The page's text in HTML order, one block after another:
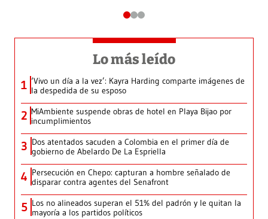
Lo más leído
1 ‘Vivo un día a la vez’: Kayra Harding comparte imágenes de
la despedida de su esposo
2 MiAmbiente suspende obras de hotel en Playa Bijao por
incumplimientos
3 Dos atentados sacuden a Colombia en el primer día de
gobierno de Abelardo De La Espriella
4 Persecución en Chepo: capturan a hombre señalado de
disparar contra agentes del Senafront
5 Los no alineados superan el 51% del padrón y le quitan la
mayoría a los partidos políticos